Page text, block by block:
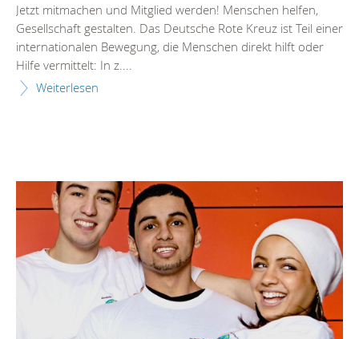
Jetzt mitmachen und Mitglied werden! Menschen helfen,
Gesellschaft gestalten. Das Deutsche Rote Kreuz ist Teil einer
internationalen Bewegung, die Menschen direkt hilft oder
Hilfe vermittelt: In z....
Weiterlesen